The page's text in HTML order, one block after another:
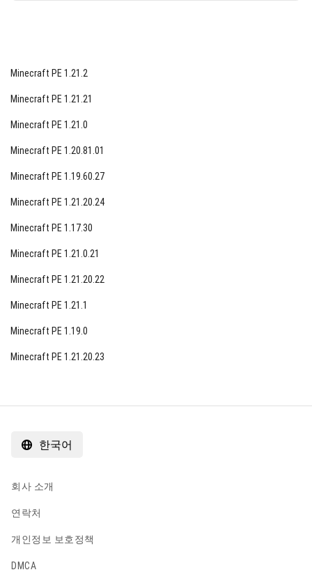
Minecraft PE 1.21.2
Minecraft PE 1.21.21
Minecraft PE 1.21.0
Minecraft PE 1.20.81.01
Minecraft PE 1.19.60.27
Minecraft PE 1.21.20.24
Minecraft PE 1.17.30
Minecraft PE 1.21.0.21
Minecraft PE 1.21.20.22
Minecraft PE 1.21.1
Minecraft PE 1.19.0
Minecraft PE 1.21.20.23
한국어
회사 소개
연락처
개인정보 보호정책
DMCA